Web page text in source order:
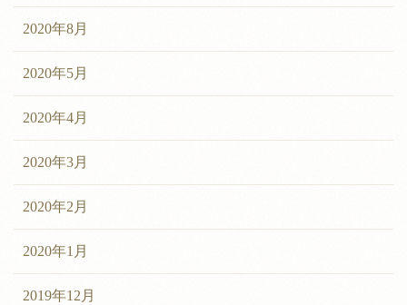
2020年8月
2020年5月
2020年4月
2020年3月
2020年2月
2020年1月
2019年12月